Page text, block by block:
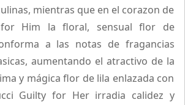
mientras que en el corazon de
for Him la floral, sensual flor de
a las notas de fragancias
aumentando el atractivo de la
y mágica flor de lila enlazada con
Guilty for Her irradia calidez y